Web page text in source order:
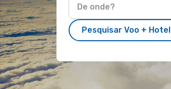
Pesquisar Voo + Hotel